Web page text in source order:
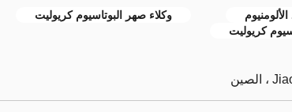
وكلاء صهر البوتاسيوم كريوليت
كريوليت